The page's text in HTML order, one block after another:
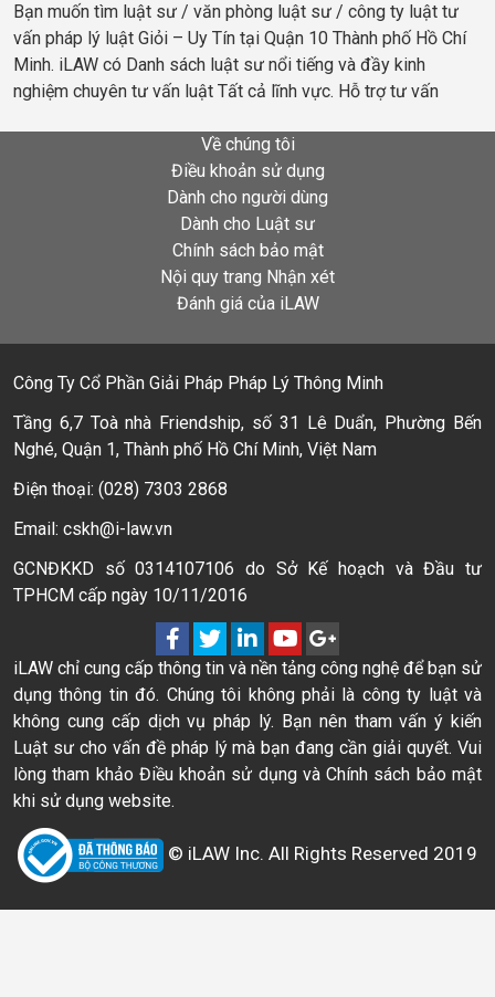
Bạn muốn tìm luật sư / văn phòng luật sư / công ty luật tư
vấn pháp lý luật Giỏi – Uy Tín tại Quận 10 Thành phố Hồ Chí
Minh. iLAW có Danh sách luật sư nổi tiếng và đầy kinh
nghiệm chuyên tư vấn luật Tất cả lĩnh vực. Hỗ trợ tư vấn
Về chúng tôi
Điều khoản sử dụng
Dành cho người dùng
Dành cho Luật sư
Chính sách bảo mật
Nội quy trang Nhận xét
Đánh giá của iLAW
Công Ty Cổ Phần Giải Pháp Pháp Lý Thông Minh
Tầng 6,7 Toà nhà Friendship, số 31 Lê Duẩn, Phường Bến
Nghé, Quận 1, Thành phố Hồ Chí Minh, Việt Nam
Điện thoại: (028) 7303 2868
Email: cskh@i-law.vn
GCNĐKKD số 0314107106 do Sở Kế hoạch và Đầu tư
TPHCM cấp ngày 10/11/2016
iLAW chỉ cung cấp thông tin và nền tảng công nghệ để bạn sử
dụng thông tin đó. Chúng tôi không phải là công ty luật và
không cung cấp dịch vụ pháp lý. Bạn nên tham vấn ý kiến
Luật sư cho vấn đề pháp lý mà bạn đang cần giải quyết. Vui
lòng tham khảo Điều khoản sử dụng và Chính sách bảo mật
khi sử dụng website.
© iLAW Inc. All Rights Reserved 2019